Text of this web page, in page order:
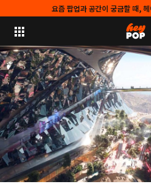
요즘 팝업과 공간이 궁금할 때,